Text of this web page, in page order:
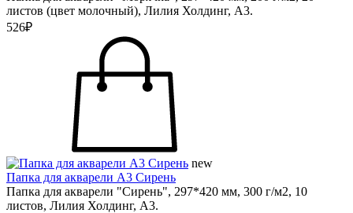
листов (цвет молочный), Лилия Холдинг, А3.
526₽
new
Папка для акварели А3 Сирень
Папка для акварели "Сирень", 297*420 мм, 300 г/м2, 10
листов, Лилия Холдинг, А3.